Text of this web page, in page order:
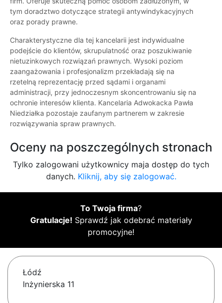
tym doradztwo dotyczące strategii antywindykacyjnych
oraz porady prawne.
Charakterystyczne dla tej kancelarii jest indywidualne
podejście do klientów, skrupulatność oraz poszukiwanie
nietuzinkowych rozwiązań prawnych. Wysoki poziom
zaangażowania i profesjonalizm przekładają się na
rzetelną reprezentację przed sądami i organami
administracji, przy jednoczesnym skoncentrowaniu się na
ochronie interesów klienta. Kancelaria Adwokacka Pawła
Niedziałka pozostaje zaufanym partnerem w zakresie
rozwiązywania spraw prawnych.
Oceny na poszczególnych stronach
Tylko zalogowani użytkownicy maja dostęp do tych
danych. Kliknij, aby się zalogować.
To Twoja firma?
Gratulacje! Sprawdź jak odebrać materiały
promocyjne!
Łódź
Inżynierska 11